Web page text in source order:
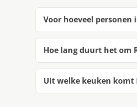
Voor hoeveel
Hoe lang duurt het om
Uit welke keuken komt